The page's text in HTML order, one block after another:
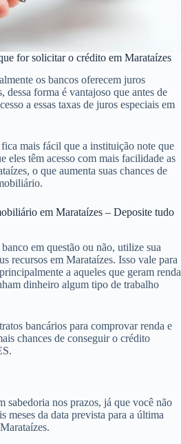
for solicitar o crédito em Marataízes
os bancos oferecem juros
dessa forma é vantajoso que antes de
a essas taxas de juros especiais em
mais fácil que a instituição note que
eles têm acesso com mais facilidade as
o que aumenta suas chances de
em Marataízes – Deposite tudo
em questão ou não, utilize sua
recursos em Marataízes. Isso vale para
a aqueles que geram renda
dinheiro algum tipo de trabalho
bancários para comprovar renda e
chances de conseguir o crédito
sabedoria nos prazos, já que você não
meses da data prevista para a última